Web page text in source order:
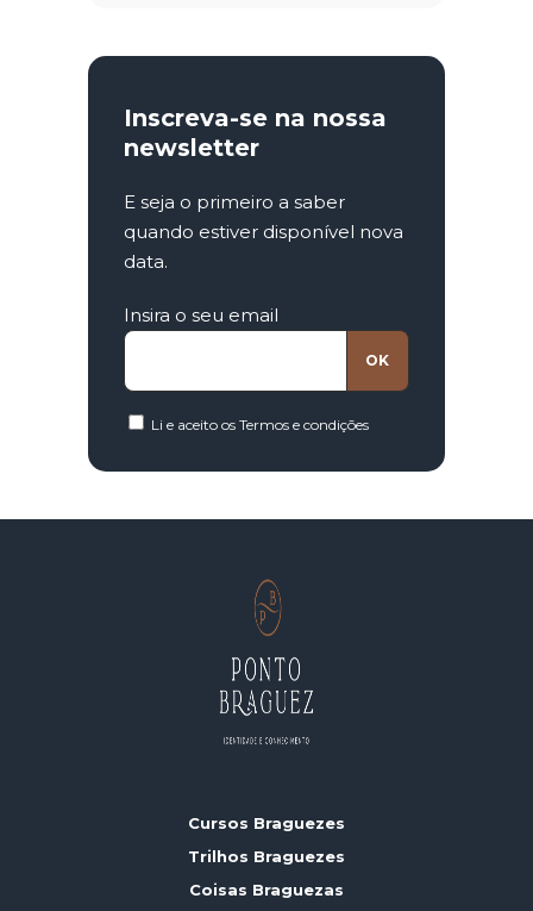
Inscreva-se na nossa
newsletter
E seja o primeiro a saber
quando estiver disponível nova
data.
Insira o seu email
Li e aceito os Termos e condições
Cursos Braguezes
Trilhos Braguezes
Coisas Braguezas